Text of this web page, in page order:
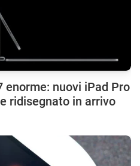
enorme: nuovi iPad Pro
ridisegnato in arrivo